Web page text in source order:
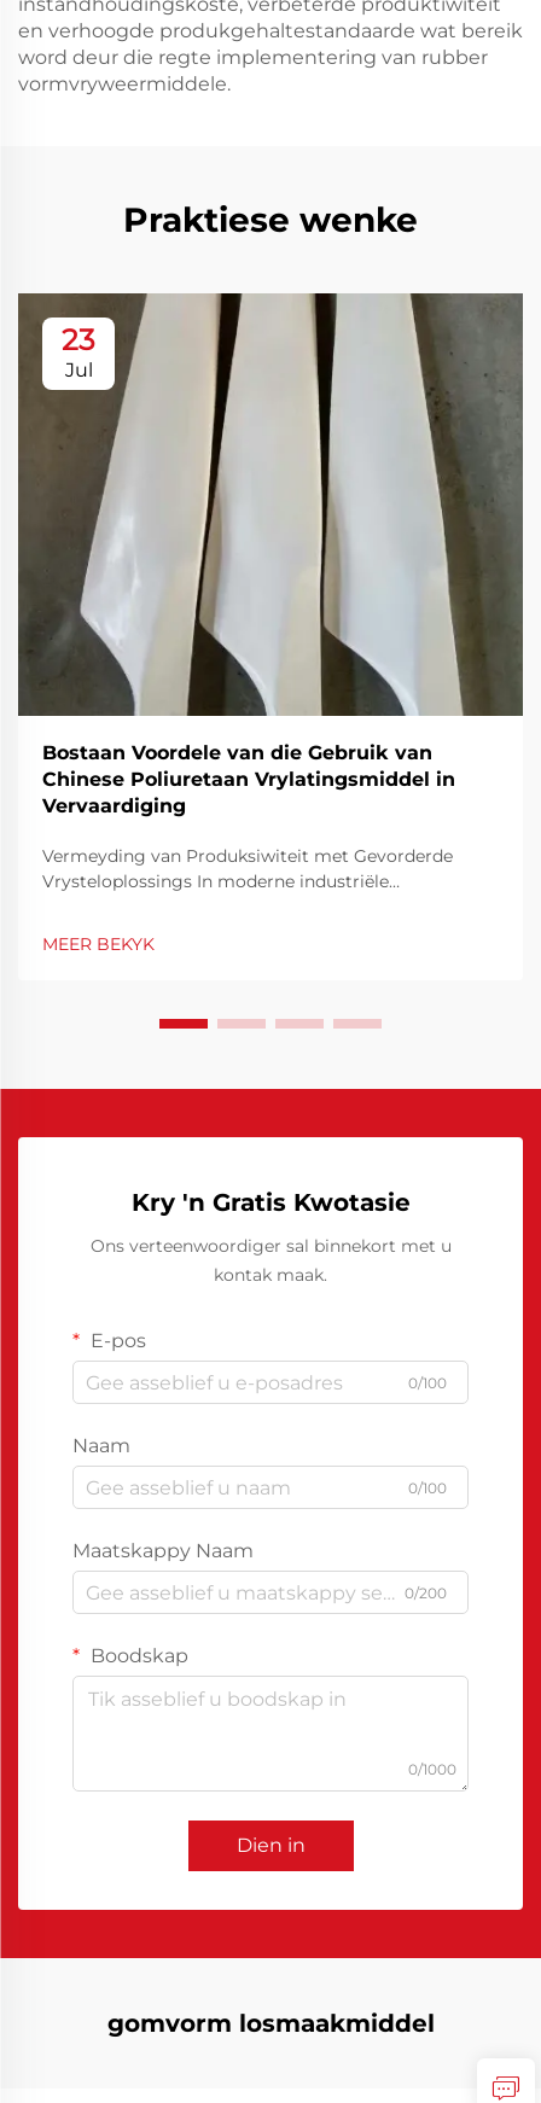
en verhoogde produkgehaltestandaarde wat bereik
word deur die regte implementering van rubber
vormvryweermiddele.
Praktiese wenke
23
Jul
Bostaan Voordele van die Gebruik van
Chinese Poliuretaan Vrylatingsmiddel in
Vervaardiging
Vermeyding van Produksiwiteit met Gevorderde
Vrysteloplossings In moderne industriële
essensiële gereedskap wat bydra tot produksie-
MEER BEKYK
Kry 'n Gratis Kwotasie
Ons verteenwoordiger sal binnekort met u
kontak maak.
E-pos
0/100
Naam
0/100
Maatskappy Naam
0/200
Boodskap
0/1000
Dien in
gomvorm losmaakmiddel